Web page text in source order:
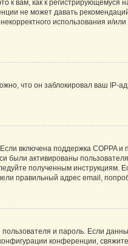
вам, как к регистрирующемуся
не может давать
использования и/
что он заблокировал ваш IP-
включена поддержка COPPA и
были активированы
полученным инструкциям.
правильный адрес email,
и пароль. Если
конференции,